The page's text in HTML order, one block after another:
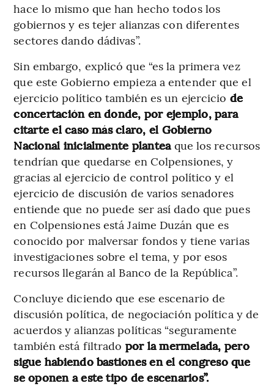
hace lo mismo que han hecho todos los
gobiernos y es tejer alianzas con diferentes
sectores dando dádivas”.
Sin embargo, explicó que “es la primera vez
que este Gobierno empieza a entender que el
ejercicio político también es un ejercicio de
concertación en donde, por ejemplo, para
citarte el caso más claro, el Gobierno
Nacional inicialmente plantea que los recursos
tendrían que quedarse en Colpensiones, y
gracias al ejercicio de control político y el
ejercicio de discusión de varios senadores
entiende que no puede ser así dado que pues
en Colpensiones está Jaime Duzán que es
conocido por malversar fondos y tiene varias
investigaciones sobre el tema, y por esos
recursos llegarán al Banco de la República”.
Concluye diciendo que ese escenario de
discusión política, de negociación política y de
acuerdos y alianzas políticas “seguramente
también está filtrado por la mermelada, pero
sigue habiendo bastiones en el congreso que
se oponen a este tipo de escenarios”.